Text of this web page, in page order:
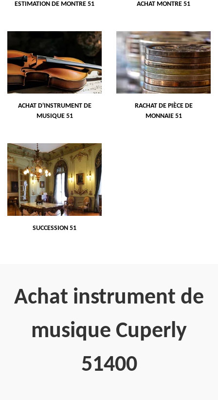
ESTIMATION DE MONTRE 51 ACHAT MONTRE 51
ACHAT D'INSTRUMENT DE
MUSIQUE 51
RACHAT DE PIÈCE DE
MONNAIE 51
SUCCESSION 51
Achat instrument de
musique Cuperly
51400